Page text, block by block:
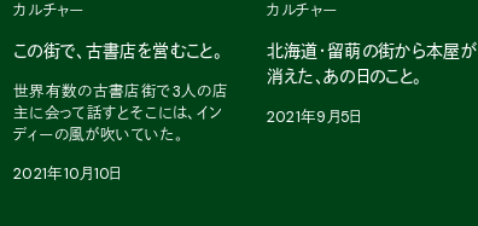
カルチャー
この街で、古書店を営むこと。
世界有数の古書店街で3人の店
主に会って話すとそこには、イン
ディーの風が吹いていた。
2021年10月10日
カルチャー
北海道・留萌の街から本屋が
消えた、あの日のこと。
2021年9月5日